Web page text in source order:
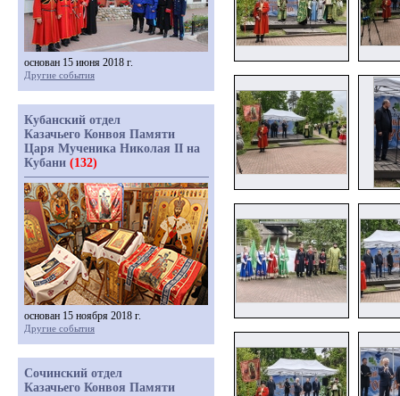
основан 15 июня 2018 г.
Другие события
Кубанский отдел
Казачьего Конвоя Памяти
Царя Мученика Николая II на
Кубани (132)
основан 15 ноября 2018 г.
Другие события
Сочинский отдел
Казачьего Конвоя Памяти